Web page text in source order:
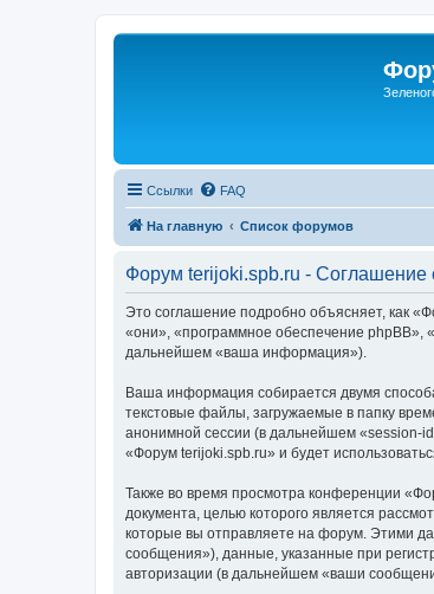
Ссылки FAQ
На главную Список форумов
Форум terijoki.spb.ru - Соглашение
Это соглашение подробно объясняет, как
«они», «программное обеспечение phpBB»,
дальнейшем «ваша информация»).
Ваша информация собирается двумя
текстовые файлы, загружаемые в папку
анонимной сессии (в дальнейшем «session-
«Форум terijoki.spb.ru» и будет
Также во время просмотра конференции
документа, целью которого является
которые вы отправляете на форум. Этими
сообщения»), данные, указанные при
авторизации (в дальнейшем «ваши